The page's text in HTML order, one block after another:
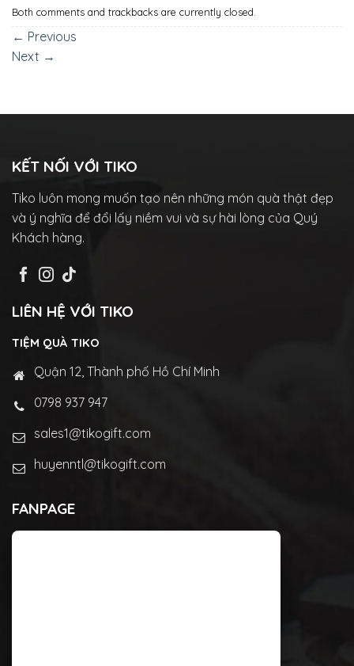
Both comments and trackbacks are currently closed.
← Previous
Next →
KẾT NỐI VỚI TIKO
Tiko luôn mong muốn tạo nên những món quà thật đẹp
và ý nghĩa để đổi lấy niềm vui và sự hài lòng của Quý
Khách hàng.
LIÊN HỆ VỚI TIKO
TIỆM QUÀ TIKO
Quận 12, Thành phố Hồ Chí Minh
0798 937 947
sales1@tikogift.com
huyenntl@tikogift.com
FANPAGE